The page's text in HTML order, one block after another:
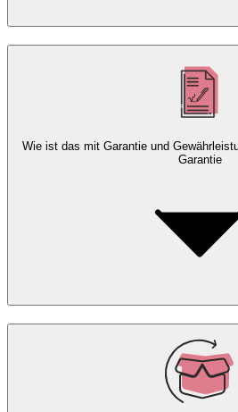
Wie ist das mit Garantie und
Garantie